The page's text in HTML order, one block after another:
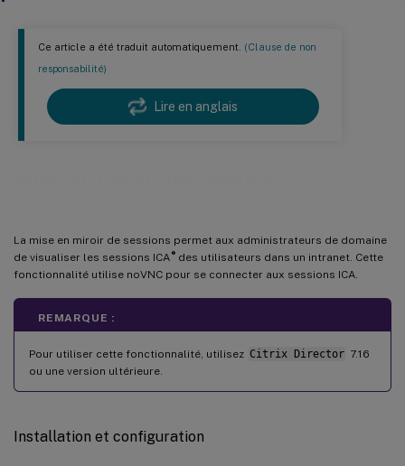
Ce article a été traduit automatiquement. (Clause de non
responsabilité)
Lire en anglais
La mise en miroir de sessions permet aux administrateurs de domaine
de visualiser les sessions ICA ®des utilisateurs dans un intranet. Cette
fonctionnalité utilise noVNC pour se connecter aux sessions ICA.
REMARQUE :
Pour utiliser cette fonctionnalité, utilisez Citrix Director 7.16
ou une version ultérieure.
Installation et configuration